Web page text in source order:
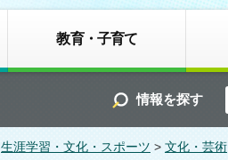
教育・子育て
情報を探す
生涯学習・文化・スポーツ > 文化・芸術